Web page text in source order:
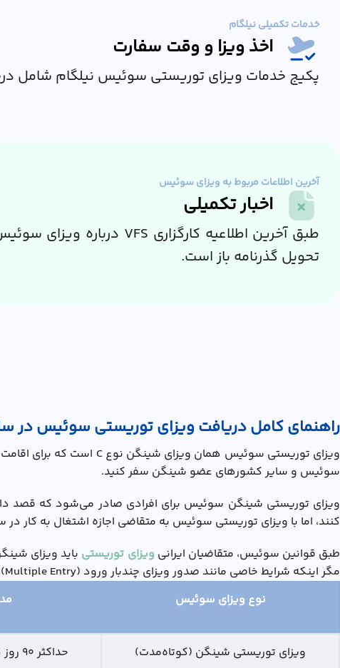
خدمات تکمیلی نیلگام
اخذ ویزا و وقت سفارت
پکیج خدمات ویزای توریستی سوئیس نیلگام شامل
آخرین اطلاعات مربوط به ویزای سوئیس
اخبار تکمیلی
تحویل گذرنامه باز است.
راهنمای کامل دریافت ویزای توریستی سوئیس در سال
سوئیس و سایر کشورهای عضو شینگن سفر کنید.​
ویزای توریستی شینگن سوئیس برای افرادی صادر می‌شود که قصد
کنند، اما با ویزای توریستی سوئیس به متقاضی اجازه اشتغال به کار
طبق قوانین سوئیس، متقاضیان ایرانی ویزای توریستی باید ویزای شینگن کوتاه‌مدت برای حداکثر
مگر اینکه شرایط خاصی مانند صدور ویزای چندبار ورود (Multiple Entry) فراهم باشد، که در این صورت فرد می‌تواند به کشورهای شینگن متعدد وارد و از آن‌ها خارج شود.
نوع ویزای سوئیس
ویزای توریستی شینگن (کوتاه‌مدت) حداکثر ۹۰ روز در هر دوره ۱۸۰ روزه